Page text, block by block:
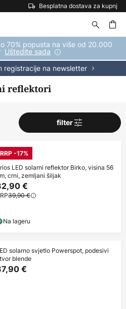
za kupnju iznad 69 €
70% popusta na više od 20.000
Uštedite sada
registracije na newsletter
reflektori
filter
RRP -17%
LED solarni reflektor Birko, visina 56
crni, zemljani šiljak
€
39,90 €
Na lageru
solarno svjetlo Powerspot, podesivi
blende
€